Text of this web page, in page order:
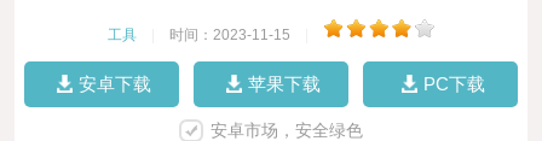
工具 时间：2023-11-15
安卓下载 苹果下载 PC下载
安卓市场，安全绿色